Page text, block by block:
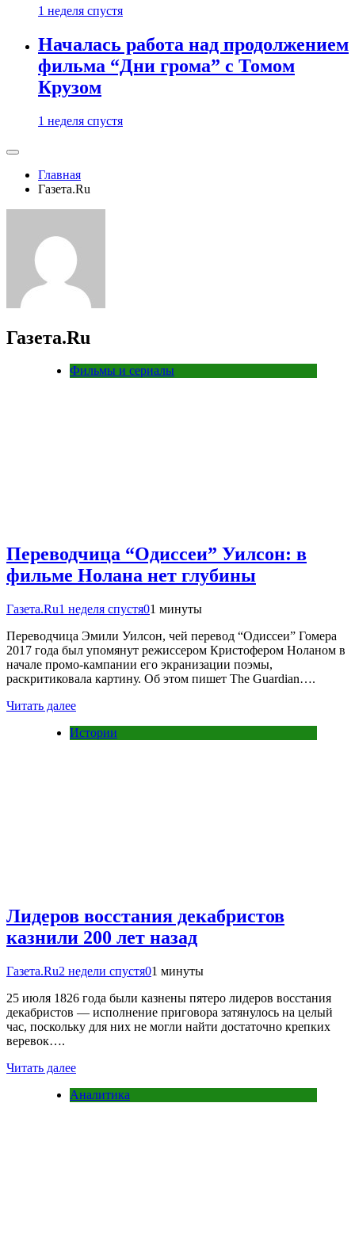
1 неделя спустя
Началась работа над продолжением
фильма “Дни грома” с Томом
Крузом
1 неделя спустя
Главная
Газета.Ru
Газета.Ru
Фильмы и сериалы
Переводчица “Одиссеи” Уилсон: в
фильме Нолана нет глубины
Газета.Ru1 неделя спустя01 минуты
Переводчица Эмили Уилсон, чей перевод “Одиссеи” Гомера
2017 года был упомянут режиссером Кристофером Ноланом в
начале промо-кампании его экранизации поэмы,
раскритиковала картину. Об этом пишет The Guardian….
Читать далее
Истории
Лидеров восстания декабристов
казнили 200 лет назад
Газета.Ru2 недели спустя01 минуты
25 июля 1826 года были казнены пятеро лидеров восстания
декабристов — исполнение приговора затянулось на целый
час, поскольку для них не могли найти достаточно крепких
веревок….
Читать далее
Аналитика